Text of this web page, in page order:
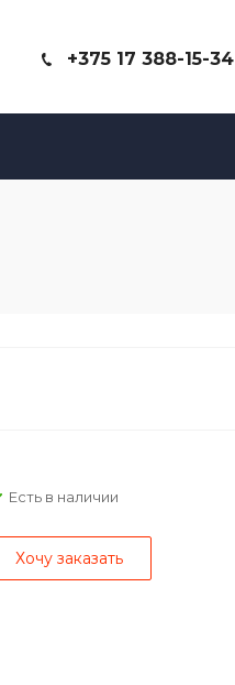
+375 17 388-15-34
Есть в наличии
Хочу заказать